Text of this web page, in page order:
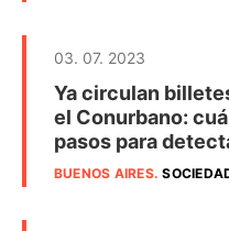
03. 07. 2023
Ya circulan
el Conurbano:
pasos para
BUENOS AIRES.